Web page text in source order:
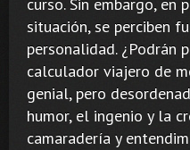
curso. Sin embargo,
situación, se perciben
personalidad. ¿Podrán
calculador viajero de
genial, pero
humor, el ingenio y la
camaradería y